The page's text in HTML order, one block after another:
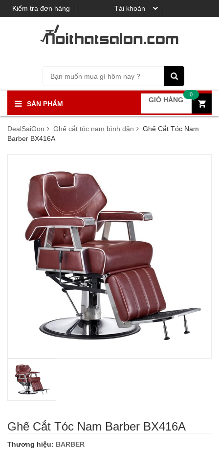
Tài khoản
Kiểm tra đơn hàng
SẢN PHẨM GIỎ HÀNG
0
DealSaiGon Ghế cắt tóc nam bình dân
Ghế Cắt Tóc Nam
Barber BX416A
Ghế Cắt Tóc Nam Barber BX416A
Thương hiệu: BARBER